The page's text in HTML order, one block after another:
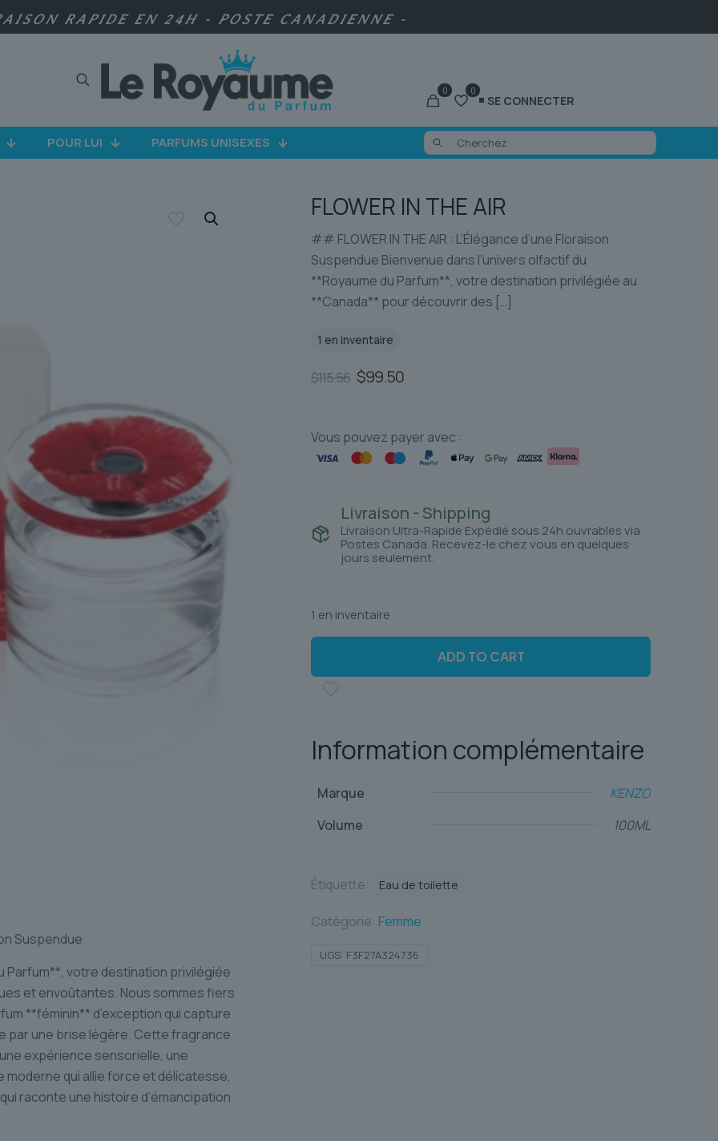
RAPIDE EN 24H - POSTE CANADIENNE -
0 0
SE CONNECTER
POUR LUI PARFUMS UNISEXES
Suspendue
Parfum**, votre destination privilégiée
et envoûtantes. Nous sommes fiers
**féminin** d’exception qui capture
par une brise légère. Cette fragrance
expérience sensorielle, une
moderne qui allie force et délicatesse,
raconte une histoire d’émancipation
FLOWER IN THE AIR
## FLOWER IN THE AIR : L’Élégance d’une Floraison
Suspendue Bienvenue dans l’univers olfactif du
**Royaume du Parfum**, votre destination privilégiée au
**Canada** pour découvrir des […]
1 en inventaire
$115.56 Le
était :
$115.56.
$99.50Le
est :
$99.50.
Vous pouvez payer avec :
Livraison - Shipping
Livraison Ultra-Rapide Expédié sous 24h ouvrables via
Postes Canada. Recevez-le chez vous en quelques
jours seulement.
1 en inventaire
ADD TO CART
Information complémentaire
Marque
KENZO
Volume
100ML
Étiquette: Eau de toilette
Catégorie: Femme
UGS: F3F27A324736